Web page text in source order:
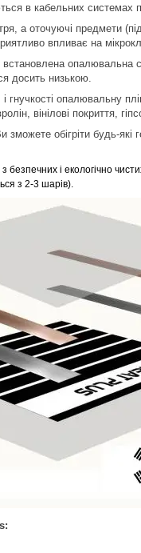
в кабельних
а оточуючі предмети
впливає на
досить низькою.
і гнучкості
вінілові покриття,
обігріти будь-які
безпечних і екологічно
з 2-3 шарів).